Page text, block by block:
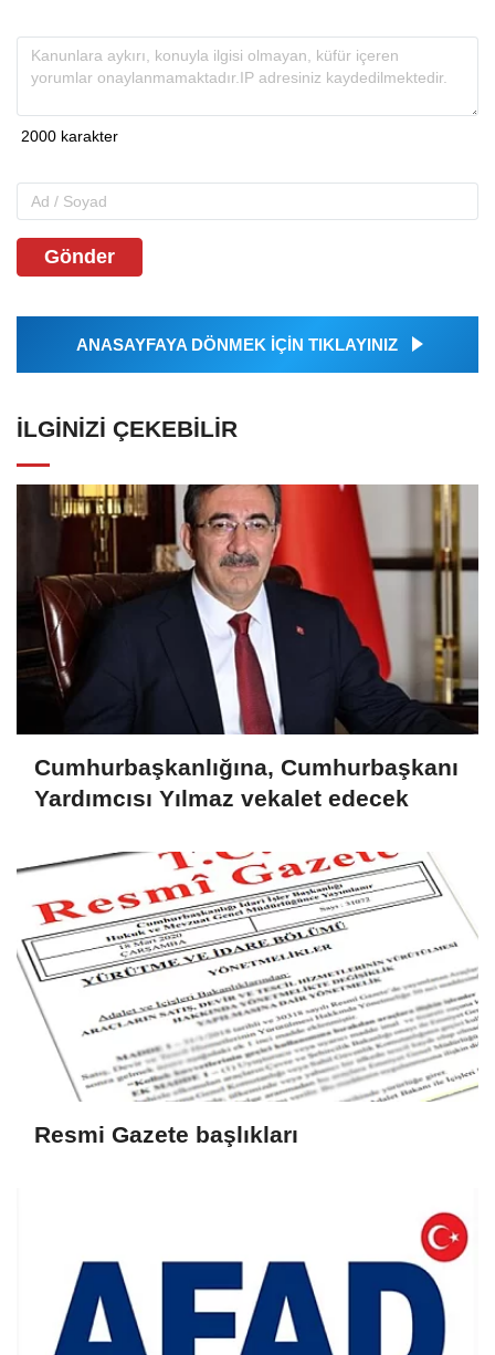
Gönder
ANASAYFAYA DÖNMEK İÇİN TIKLAYINIZ
İLGINIZI ÇEKEBILIR
Cumhurbaşkanlığına, Cumhurbaşkanı
Yardımcısı Yılmaz vekalet edecek
Resmi Gazete başlıkları